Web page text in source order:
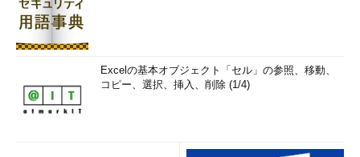
Excelの基本オブジェクト「セル」の参照、移動、
コピー、選択、挿入、削除 (1/4)